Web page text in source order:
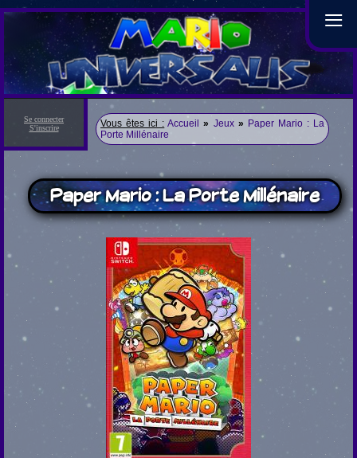
≡
Se connecter
S'inscrire
Vous êtes ici : Accueil » Jeux » Paper Mario : La
Porte Millénaire
Paper Mario : La Porte Millénaire